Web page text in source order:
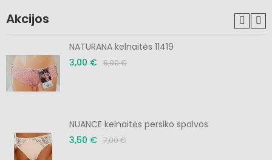
Akcijos
NATURANA kelnaitės 11419
3,00 € 6,00 €
NUANCE kelnaitės persiko spalvos
3,50 € 7,00 €